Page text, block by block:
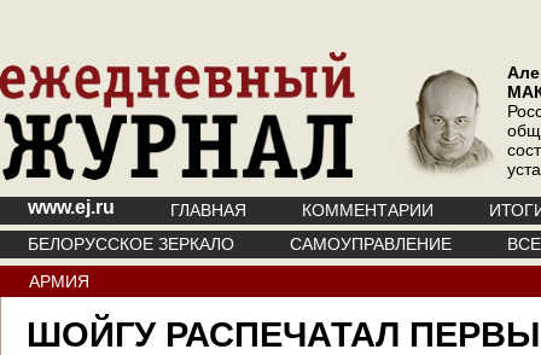
www.ej.ru ГЛАВНАЯ КОММЕНТАРИИ
БЕЛОРУССКОЕ ЗЕРКАЛО
САМОУПРАВЛЕНИЕ
АРМИЯ
ШОЙГУ РАСПЕЧАТАЛ